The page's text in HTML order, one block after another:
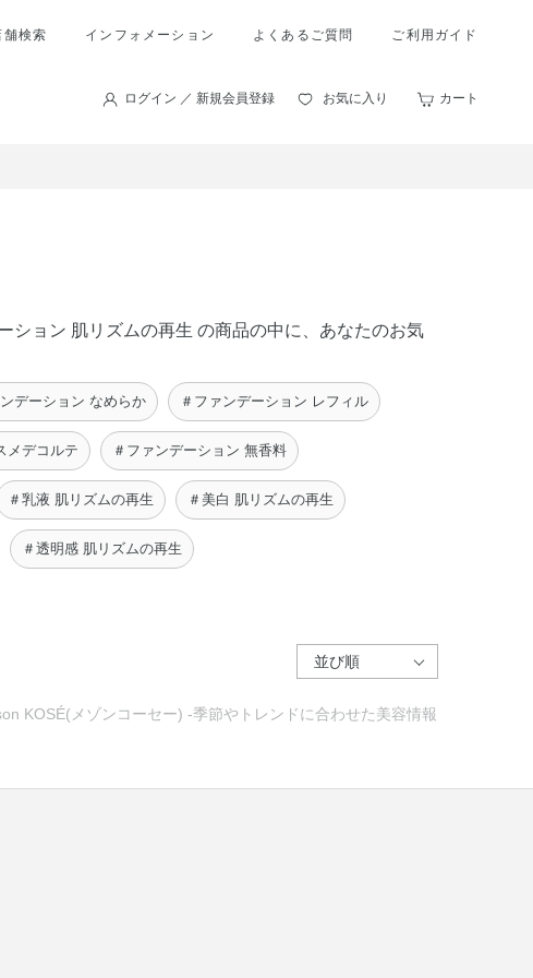
舗検索 インフォメーション よくあるご質問 ご利用ガイド
ログイン ／ 新規会員登録 お気に入り カート
ション 肌リズムの再生 の商品の中に、あなたのお気
デーション なめらか ＃ファンデーション レフィル
メデコルテ ＃ファンデーション 無香料
＃乳液 肌リズムの再生 ＃美白 肌リズムの再生
＃透明感 肌リズムの再生
KOSÉ(メゾンコーセー) -季節やトレンドに合わせた美容情報